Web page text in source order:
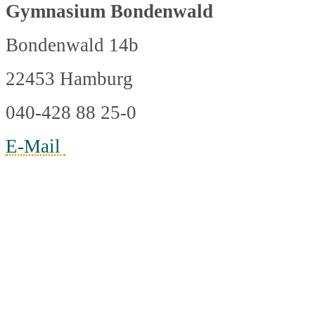
Gymnasium Bondenwald
Bondenwald 14b
22453 Hamburg
040-428 88 25-0
E-Mail